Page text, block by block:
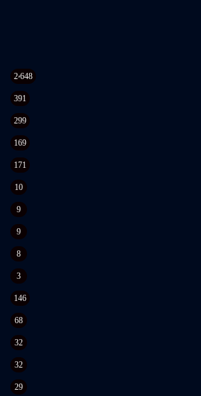
2٬648
391
299
169
171
10
9
9
8
3
146
68
32
32
29